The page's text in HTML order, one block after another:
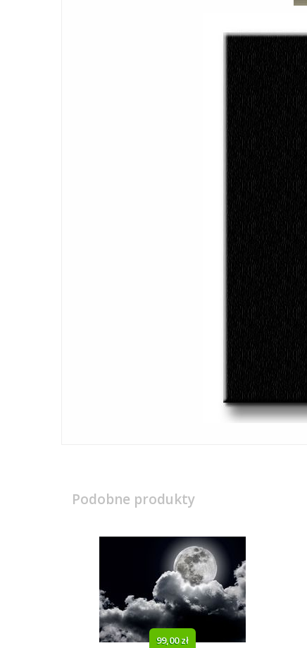
Podobne produkty
99,00 zł